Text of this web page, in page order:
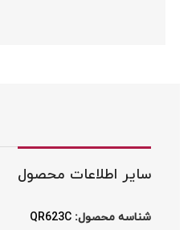
سایر اطلاعات محصول
شناسه محصول: QR623C